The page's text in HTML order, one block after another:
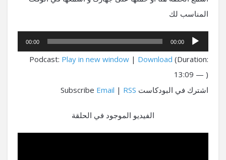
المناسب لك
مشغل
الصوت
00:00
00:00
Podcast: Play in new window | Download (Duration:
13:09 — )
اشترك في البودكاست Subscribe
Email | RSS
الفيديو الموجود في الحلقة